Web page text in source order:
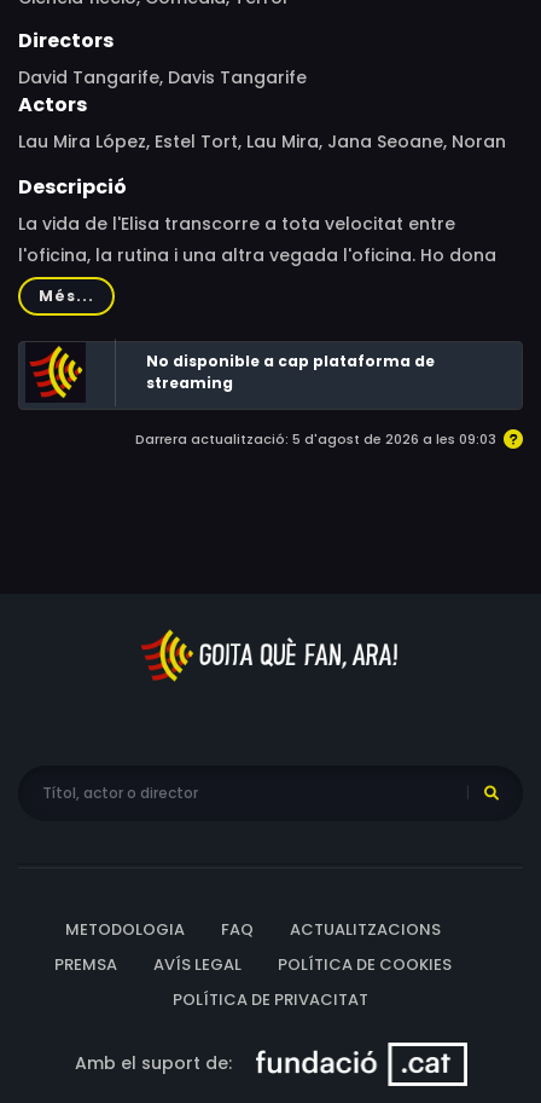
Directors
David Tangarife, Davis Tangarife
Actors
Lau Mira López, Estel Tort, Lau Mira, Jana Seoane, Noran
Descripció
La vida de l'Elisa transcorre a tota velocitat entre
l'oficina, la rutina i una altra vegada l'oficina. Ho dona
tot per la seva reputació professional, fins al punt
d'oblidar-se d'ella mateixa i posar per davant els
informes, el què diran i el maleït tic-tac del rellotge que
li recorda que arriba tard. Però un matí, una distracció
accidental fa que ho vegi tot lleugerament distint...
Més...
No disponible a cap plataforma de
streaming
Darrera actualització: 5 d'agost de 2026 a les 09:03
METODOLOGIA FAQ
ACTUALITZACIONS
PREMSA
AVÍS LEGAL
POLÍTICA DE COOKIES
POLÍTICA DE PRIVACITAT
Amb el suport de: